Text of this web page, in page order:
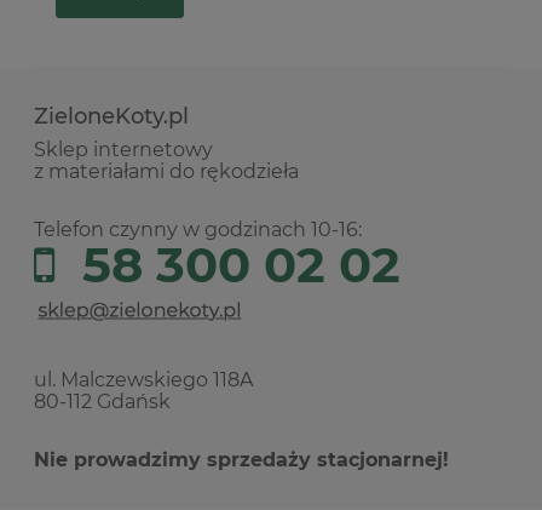
ZieloneKoty.pl
Sklep internetowy
z materiałami do rękodzieła
Telefon czynny w godzinach 10-16:
58 300 02 02
ul. Malczewskiego 118A
80-112 Gdańsk
Nie prowadzimy sprzedaży stacjonarnej!